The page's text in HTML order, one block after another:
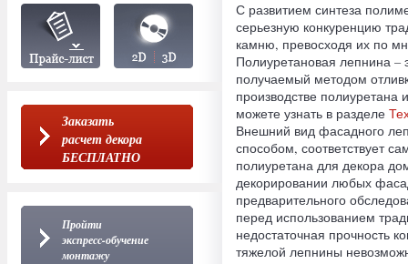
Заказать
расчет декора
БЕСПЛАТНО
Пройти
экспресс-обучение
монтажу
С развитием синтеза
серьезную конкуренцию
камню, превосходя их по
Полиуретановая лепнина –
получаемый методом
производстве полиуретана
можете узнать в разделе
Внешний вид фасадного
способом, соответствует
полиуретана для декора
декорировании любых
предварительного
перед использованием
недостаточная прочность
тяжелой лепнины